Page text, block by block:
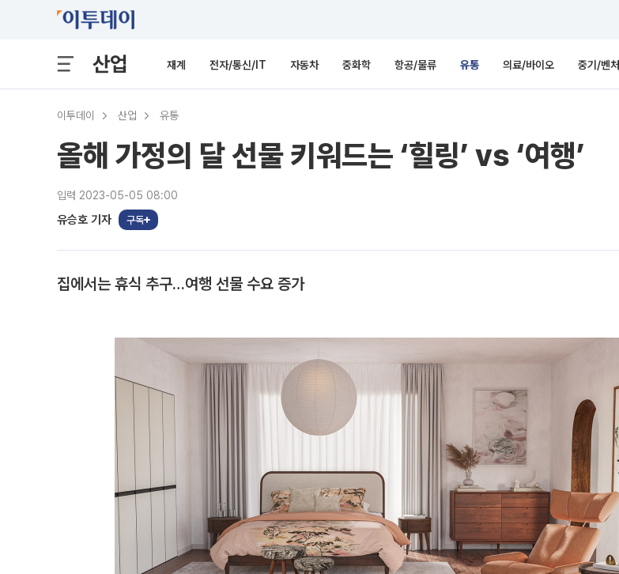
산업 재계 전자/통신/IT 자동차 중화학 항공/물류 유통 의료/바이오 중기/벤처
이투데이 산업 유통
올해 가정의 달 선물 키워드는 ‘힐링’ vs ‘여행’
입력 2023-05-05 08:00
유승호 기자 구독
집에서는 휴식 추구…여행 선물 수요 증가